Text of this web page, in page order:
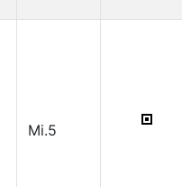
Mi.5